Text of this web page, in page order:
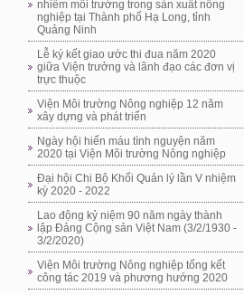
nhiễm môi trường trong sản xuất nông
nghiệp tại Thành phố Hạ Long, tỉnh
Quảng Ninh
Lễ ký kết giao ước thi đua năm 2020
giữa Viện trưởng và lãnh đạo các đơn vị
trực thuộc
Viện Môi trường Nông nghiệp 12 năm
xây dựng và phát triển
Ngày hội hiến máu tình nguyện năm
2020 tại Viện Môi trường Nông nghiệp
Đại hội Chi Bộ Khối Quản lý lần V nhiệm
kỳ 2020 - 2022
Lao động kỷ niệm 90 năm ngày thành
lập Đảng Cộng sản Việt Nam (3/2/1930 -
3/2/2020)
Viện Môi trường Nông nghiệp tổng kết
công tác 2019 và phương hướng 2020